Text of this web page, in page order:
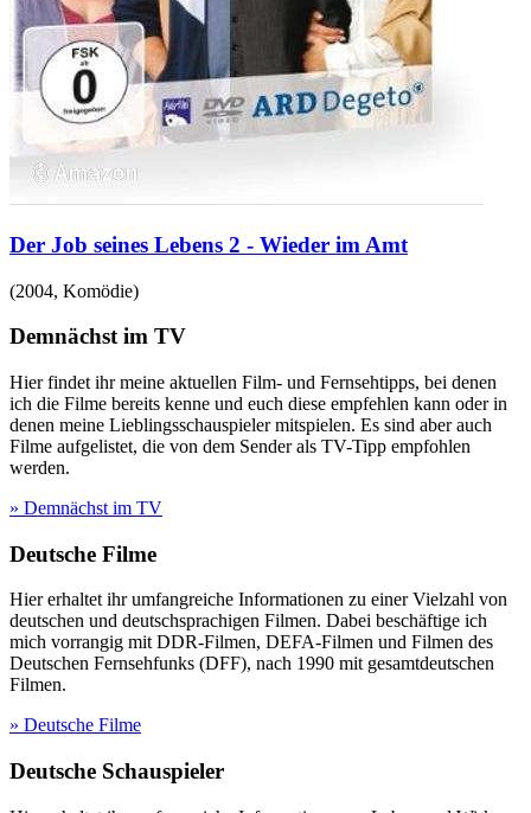
Der Job seines Lebens 2 - Wieder im Amt
(2004, Komödie)
Demnächst im TV
Hier findet ihr meine aktuellen Film- und Fernsehtipps, bei denen
ich die Filme bereits kenne und euch diese empfehlen kann oder in
denen meine Lieblingsschauspieler mitspielen. Es sind aber auch
Filme aufgelistet, die von dem Sender als TV-Tipp empfohlen
werden.
» Demnächst im TV
Deutsche Filme
Hier erhaltet ihr umfangreiche Informationen zu einer Vielzahl von
deutschen und deutschsprachigen Filmen. Dabei beschäftige ich
mich vorrangig mit DDR-Filmen, DEFA-Filmen und Filmen des
Deutschen Fernsehfunks (DFF), nach 1990 mit gesamtdeutschen
Filmen.
» Deutsche Filme
Deutsche Schauspieler